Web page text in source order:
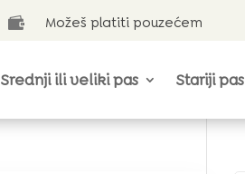
 Možeš platiti pouzećem
Srednji ili veliki pas Stariji pas